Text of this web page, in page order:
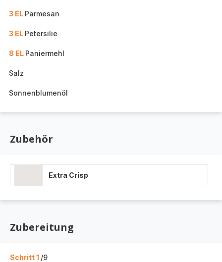
3 EL Parmesan
3 EL Petersilie
8 EL Paniermehl
Salz
Sonnenblumenöl
Zubehör
Extra Crisp
Zubereitung
Schritt 1 /9